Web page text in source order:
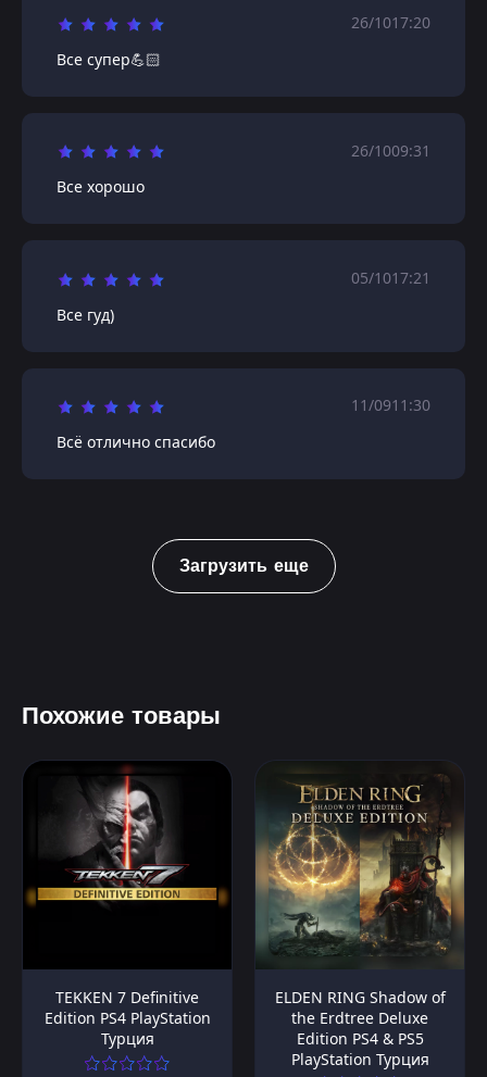
26/1017:20
Все супер💪🏻
26/1009:31
Все хорошо
05/1017:21
Все гуд)
11/0911:30
Всё отлично спасибо
Загрузить еще
Похожие товары
TEKKEN 7 Definitive
Edition PS4 PlayStation
Турция
ELDEN RING Shadow of
the Erdtree Deluxe
Edition PS4 & PS5
PlayStation Турция